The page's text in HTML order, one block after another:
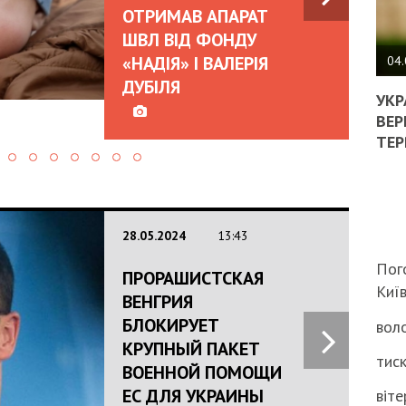
ОТРИМАВ АПАРАТ
ШВЛ ВІД ФОНДУ
«НАДІЯ» І ВАЛЕРІЯ
ДУБІЛЯ
28.05.2024 13:43
ПРОРАШИСТСКАЯ
ВЕНГРИЯ
БЛОКИРУЕТ
КРУПНЫЙ ПАКЕТ
ВОЕННОЙ ПОМОЩИ
ЕС ДЛЯ УКРАИНЫ
НА
Київ